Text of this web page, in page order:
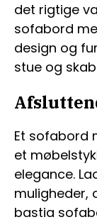
det rigtige
sofabord
design og
stue og
Et sofabord
et
elegance.
muligheder,
bastia